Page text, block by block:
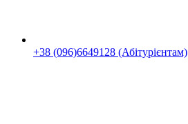
+38 (096)6649128 (Абітурієнтам)